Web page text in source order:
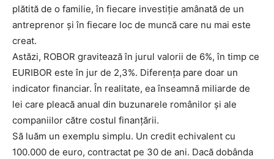
plătită de o familie, în fiecare investiție amânată de un
antreprenor și în fiecare loc de muncă care nu mai este
creat.
Astăzi, ROBOR gravitează în jurul valorii de 6%, în timp ce
EURIBOR este în jur de 2,3%. Diferența pare doar un
indicator financiar. În realitate, ea înseamnă miliarde de
lei care pleacă anual din buzunarele românilor și ale
companiilor către costul finanțării.
Să luăm un exemplu simplu. Un credit echivalent cu
100.000 de euro, contractat pe 30 de ani. Dacă dobânda